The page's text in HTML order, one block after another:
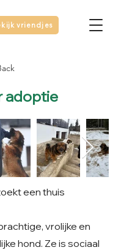
vriendjes
adoptie
een thuis
vrolijke en
hond. Ze is sociaal